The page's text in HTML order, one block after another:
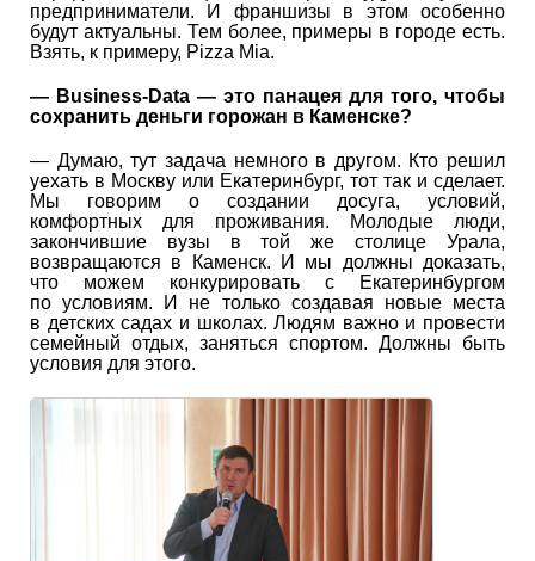
предприниматели. И франшизы в этом особенно
будут актуальны. Тем более, примеры в городе есть.
Взять, к примеру, Pizza Mia.
— Business-Data — это панацея для того, чтобы
сохранить деньги горожан в Каменске?
— Думаю, тут задача немного в другом. Кто решил
уехать в Москву или Екатеринбург, тот так и сделает.
Мы говорим о создании досуга, условий,
комфортных для проживания. Молодые люди,
закончившие вузы в той же столице Урала,
возвращаются в Каменск. И мы должны доказать,
что можем конкурировать с Екатеринбургом
по условиям. И не только создавая новые места
в детских садах и школах. Людям важно и провести
семейный отдых, заняться спортом. Должны быть
условия для этого.